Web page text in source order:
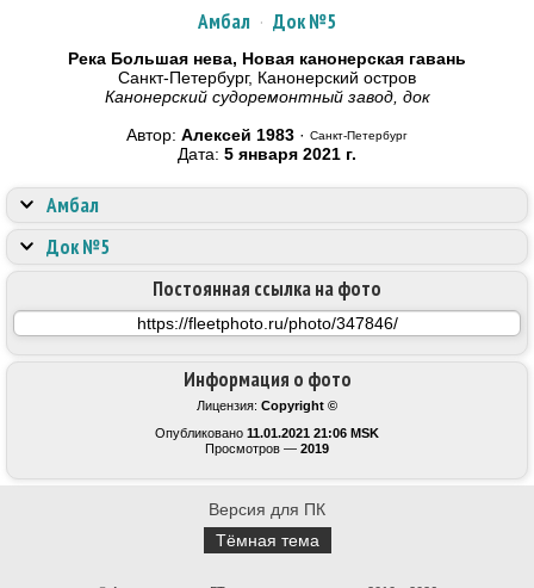
Амбал · Док №5
Река Большая нева, Новая канонерская гавань
Санкт-Петербург, Канонерский остров
Канонерский cудоремонтный завод, док
Автор: Алексей 1983 · Санкт-Петербург
Дата: 5 января 2021 г.
Информация о фото
Лицензия: Copyright ©
Опубликовано 11.01.2021 21:06 MSK
Просмотров — 2019
Постоянная ссылка на фото
Амбал
Док №5
Версия для ПК
Тёмная тема